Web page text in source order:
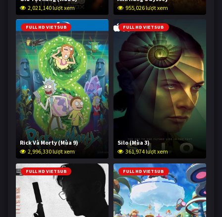
2,021,140 lượt xem
955,026 lượt xem
FULL HD VIETSUB
Rick Và Morty (Mùa 9)
2,996,330 lượt xem
FULL HD VIETSUB
Silo (Mùa 3)
361,974 lượt xem
FULL HD VIETSUB FULL HD VIETSUB